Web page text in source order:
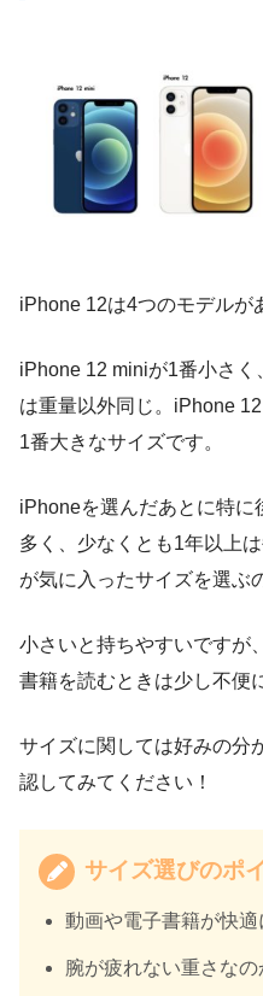
iPhone 12は4つのモデルが
iPhone 12 miniが1番小さ
は重量以外同じ。iPhone
1番大きなサイズです。
iPhoneを選んだあとに特
多く、少なくとも1年以上
が気に入ったサイズを選ぶ
小さいと持ちやすいですが
書籍を読むときは少し不便
サイズに関しては好みの分
認してみてください！
サイズ選びのポ
動画や電子書籍が快
腕が疲れない重さなの